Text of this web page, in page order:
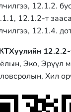
12.1.2.
12.1.2-т
12.1.4.
12.2.2-т
Эко, Эрүүл
Хил